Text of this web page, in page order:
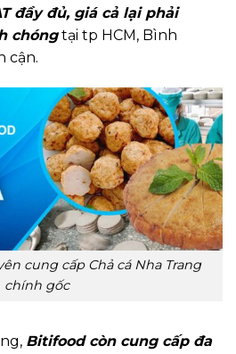
đầy đủ, giá cả lại phải
chóngtại tp HCM, Bình
cận.
cung cấp Chả cá Nha Trang
chính gốc
Bitifood còn cung cấp đa